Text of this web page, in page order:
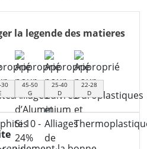
la legende des matieres
45-50
G
25-40
D
22-28
D